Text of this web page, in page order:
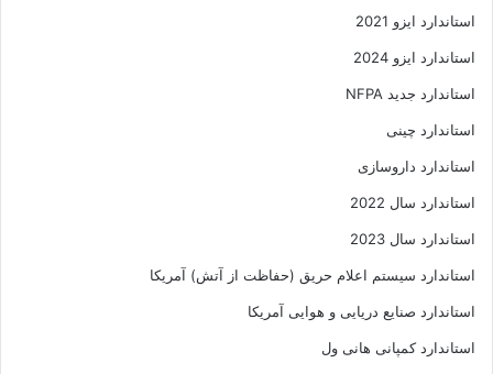
استاندارد ایزو 2021
استاندارد ایزو 2024
استاندارد جدید NFPA
استاندارد چینی
استاندارد داروسازی
استاندارد سال 2022
استاندارد سال 2023
استاندارد سیستم اعلام حریق (حفاظت از آتش) آمریکا
استاندارد صنایع دریایی و هوایی آمریکا
استاندارد کمپانی هانی ول